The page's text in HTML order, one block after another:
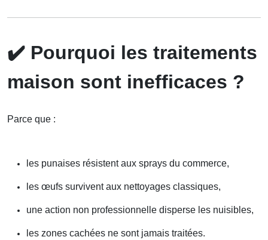
✔️ Pourquoi les traitements
maison sont inefficaces ?
Parce que :
les punaises résistent aux sprays du commerce,
les œufs survivent aux nettoyages classiques,
une action non professionnelle disperse les nuisibles,
les zones cachées ne sont jamais traitées.